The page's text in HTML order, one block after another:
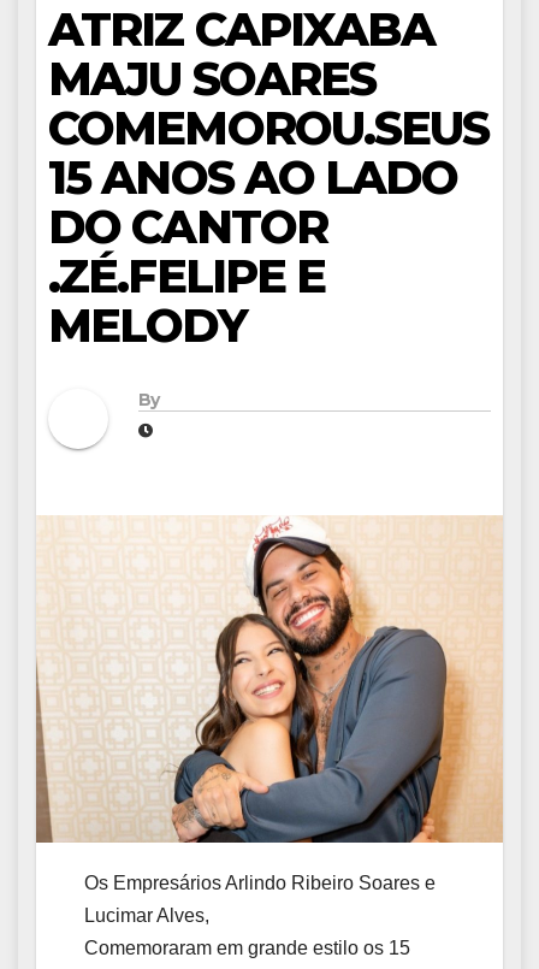
ATRIZ CAPIXABA
MAJU SOARES
COMEMOROU.SEUS
15 ANOS AO LADO
DO CANTOR
.ZÉ.FELIPE E
MELODY
By
Os Empresários Arlindo Ribeiro Soares e
Lucimar Alves,
Comemoraram em grande estilo os 15